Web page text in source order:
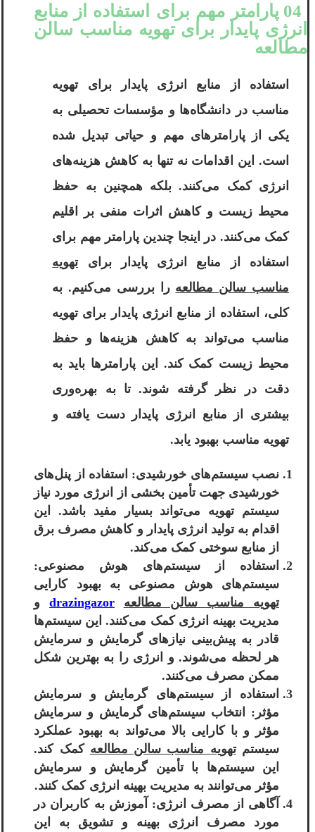
04 پارامتر مهم برای استفاده از منابع
انرژی پایدار برای تهویه مناسب سالن
مطالعه
استفاده از منابع انرژی پایدار برای تهویه
مناسب در دانشگاه‌ها و مؤسسات تحصیلی به
یکی از پارامترهای مهم و حیاتی تبدیل شده
است. این اقدامات نه تنها به کاهش هزینه‌های
انرژی کمک می‌کنند. بلکه همچنین به حفظ
محیط زیست و کاهش اثرات منفی بر اقلیم
کمک می‌کنند. در اینجا چندین پارامتر مهم برای
استفاده از منابع انرژی پایدار برایتهویه
مناسب سالن مطالعه را بررسی می‌کنیم. به
کلی، استفاده از منابع انرژی پایدار برای تهویه
مناسب می‌تواند به کاهش هزینه‌ها و حفظ
محیط زیست کمک کند. این پارامترها باید به
دقت در نظر گرفته شوند. تا به بهره‌وری
بیشتری از منابع انرژی پایدار دست یافته و
تهویه مناسب بهبود یابد.
نصب سیستم‌های خورشیدی: استفاده از پنل‌های
خورشیدی جهت تأمین بخشی از انرژی مورد نیاز
سیستم تهویه می‌تواند بسیار مفید باشد. این
اقدام به تولید انرژی پایدار و کاهش مصرف برق
از منابع سوختی کمک می‌کند.
استفاده از سیستم‌های هوش مصنوعی:
سیستم‌های هوش مصنوعی به بهبود کارایی
تهویه مناسب سالن مطالعه
drazingazor و
مدیریت بهینه انرژی کمک می‌کنند. این سیستم‌ها
قادر به پیش‌بینی نیازهای گرمایش و سرمایش
هر لحظه می‌شوند. و انرژی را به بهترین شکل
ممکن مصرف می‌کنند.
استفاده از سیستم‌های گرمایش و سرمایش
مؤثر: انتخاب سیستم‌های گرمایش و سرمایش
مؤثر و با کارایی بالا می‌تواند به بهبود عملکرد
سیستمتهویه مناسب سالن مطالعه کمک کند.
این سیستم‌ها با تأمین گرمایش و سرمایش
مؤثر می‌توانند به مدیریت بهینه انرژی کمک کنند.
آگاهی از مصرف انرژی: آموزش به کاربران در
مورد مصرف انرژی بهینه و تشویق به این